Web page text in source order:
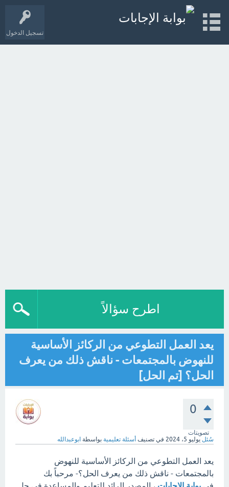
تسجيل الدخول
اطرح سؤالاً
يعد العمل التطوعي من الركائز الأساسية
للنهوض بالمجتمعات - ناقش ذلك من يعرف
الحل؟ [تم الحل]
0
تصويتات
سُئل يوليو 5، 2024 في تصنيف أسئلة تعليمية بواسطة ابوعبدالله
يعد العمل التطوعي من الركائز الأساسية للنهوض
بالمجتمعات - ناقش ذلك من يعرف الحل؟- مرحباً بك